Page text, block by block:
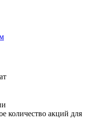
количество акций для